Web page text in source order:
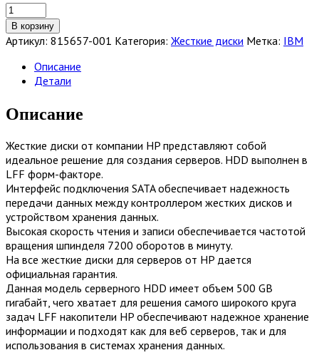
Количество
товара
Жесткий
диск
500GB
SATA
7.2K
LFF
(3.5in)
HDD
[815657-
001]
В корзину
Артикул: 815657-001 Категория: Жесткие диски Метка: IBM
Описание
Детали
Описание
Жесткие диски от компании HP представляют собой
идеальное решение для создания серверов. HDD выполнен в
LFF форм-факторе.
Интерфейс подключения SATA обеспечивает надежность
передачи данных между контроллером жестких дисков и
устройством хранения данных.
Высокая скорость чтения и записи обеспечивается частотой
вращения шпинделя 7200 оборотов в минуту.
На все жесткие диски для серверов от HP дается
официальная гарантия.
Данная модель серверного HDD имеет объем 500 GB
гигабайт, чего хватает для решения самого широкого круга
задач LFF накопители HP обеспечивают надежное хранение
информации и подходят как для веб серверов, так и для
использования в системах хранения данных.